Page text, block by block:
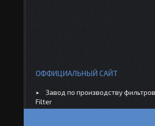
ОФФИЦИАЛЬНЫЙ САЙТ
Завод по производству
Filter